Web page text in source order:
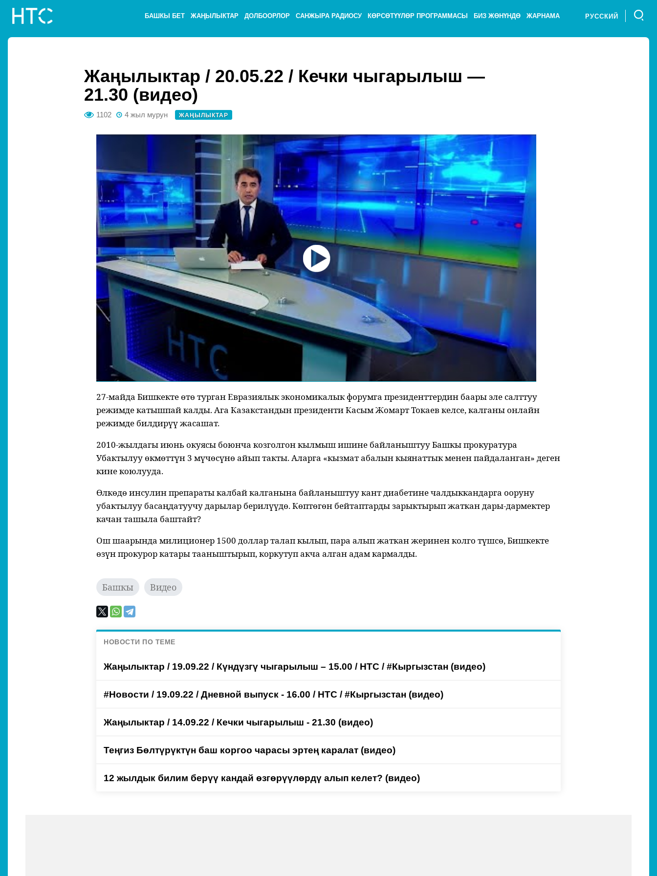
БАШКЫ БЕТ ЖАҢЫЛЫКТАР ДОЛБООРЛОР САНЖЫРА РАДИОСУ КӨРСӨТҮҮЛӨР ПРОГРАММАСЫ БИЗ ЖӨНҮНДӨ ЖАРНАМА РУССКИЙ
Жаңылыктар / 20.05.22 / Кечки чыгарылыш —
21.30 (видео)
1102 4 жыл мурун ЖАҢЫЛЫКТАР
27-майда Бишкекте өтө турган Евразиялык экономикалык форумга президенттердин баары эле салттуу
режимде катышпай калды. Ага Казакстандын президенти Касым Жомарт Токаев келсе, калганы онлайн
режимде билдирүү жасашат.
2010-жылдагы июнь окуясы боюнча козголгон кылмыш ишине байланыштуу Башкы прокуратура
Убактылуу өкмөттүн 3 мүчөсүнө айып такты. Аларга «кызмат абалын кыянаттык менен пайдаланган» деген
кине коюлууда.
Өлкөдө инсулин препараты калбай калганына байланыштуу кант диабетине чалдыккандарга ооруну
убактылуу басаңдатуучу дарылар берилүүдө. Көптөгөн бейтаптарды зарыктырып жаткан дары-дармектер
качан ташыла баштайт?
Ош шаарында милиционер 1500 доллар талап кылып, пара алып жаткан жеринен колго түшсө, Бишкекте
өзүн прокурор катары тааныштырып, коркутуп акча алган адам кармалды.
Башкы Видео
НОВОСТИ ПО ТЕМЕ
Жаңылыктар / 19.09.22 / Күндүзгү чыгарылыш – 15.00 / НТС / #Кыргызстан (видео)
#Новости / 19.09.22 / Дневной выпуск - 16.00 / НТС / #Кыргызстан (видео)
Жаңылыктар / 14.09.22 / Кечки чыгарылыш - 21.30 (видео)
Теңгиз Бөлтүрүктүн баш коргоо чарасы эртең каралат (видео)
12 жылдык билим берүү кандай өзгөрүүлөрдү алып келет? (видео)